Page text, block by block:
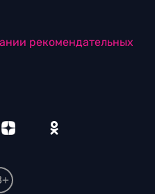
рекомендательных